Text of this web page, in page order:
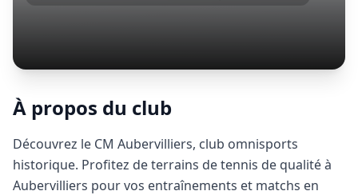
À propos du club
Découvrez le CM Aubervilliers, club omnisports
historique. Profitez de terrains de tennis de qualité à
Aubervilliers pour vos entraînements et matchs en